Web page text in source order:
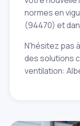
normes en
(94470) et
N'hésitez pas
des solutions
ventilation: